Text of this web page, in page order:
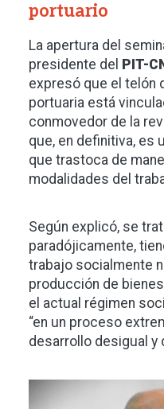
portuario
La apertura del
presidente del
PIT-
expresó que el telón
portuaria está
conmovedor de la
que, en definitiva, es
que trastoca de
modalidades del
Según explicó, se
paradójicamente,
trabajo socialmente
producción de
el actual régimen
“en un proceso
desarrollo desigual y
Imagen